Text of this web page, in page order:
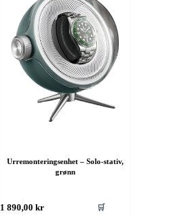
Urremonteringsenhet – Solo-stativ,
grønn
1 890,00kr 🛒